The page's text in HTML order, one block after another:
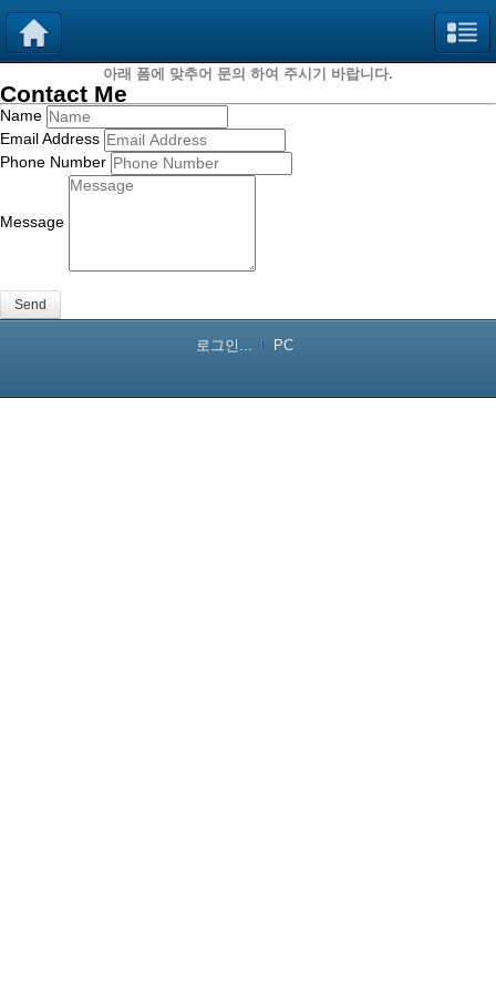
아래 폼에 맞추어 문의 하여 주시기 바랍니다.
Contact Me
Name
Email Address
Phone Number
Message
Send
로그인... PC